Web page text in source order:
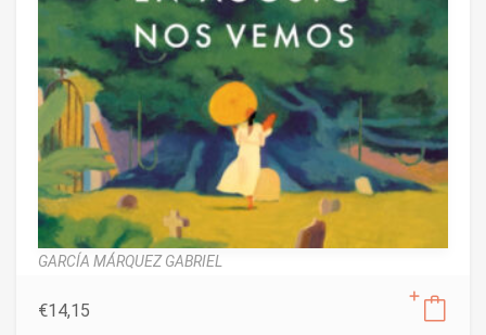
GARCÍA MÁRQUEZ GABRIEL
€14,15